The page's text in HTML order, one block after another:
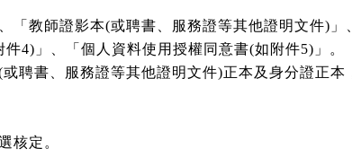
「教師證影本(或聘書、服務證等其他證明文件)
4)」、「個人資料使用授權同意書(如附件5)」。
聘書、服務證等其他證明文件)正本及身分證正本
核定。